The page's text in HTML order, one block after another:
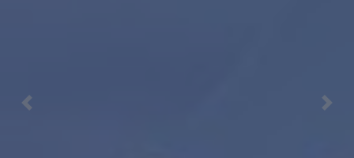
Previous Next